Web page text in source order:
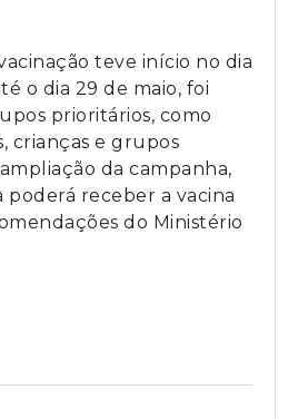
teve início no dia
o dia 29 de maio, foi
prioritários, como
crianças e grupos
da campanha,
receber a vacina
do Ministério